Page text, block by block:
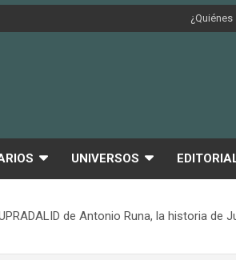
UNIVERSOS
de Antonio Runa, la historia